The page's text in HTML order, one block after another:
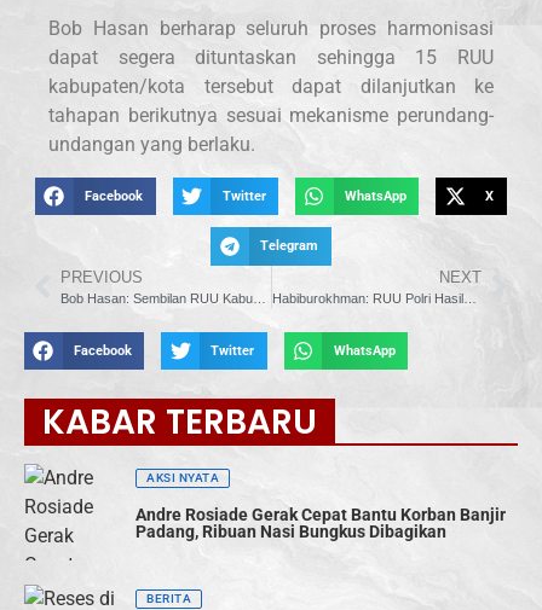
Bob Hasan berharap seluruh proses harmonisasi
dapat segera dituntaskan sehingga 15 RUU
kabupaten/kota tersebut dapat dilanjutkan ke
tahapan berikutnya sesuai mekanisme perundang-
undangan yang berlaku.
Facebook Twitter WhatsApp X
Telegram
PREVIOUS NEXT
Habiburokhman: RUU Polri Hasilkan Penguatan Pengawasan, Netralitas, dan Pelayanan Publik
Facebook Twitter WhatsApp
KABAR TERBARU
AKSI NYATA
Andre Rosiade Gerak Cepat Bantu Korban Banjir
Padang, Ribuan Nasi Bungkus Dibagikan
BERITA